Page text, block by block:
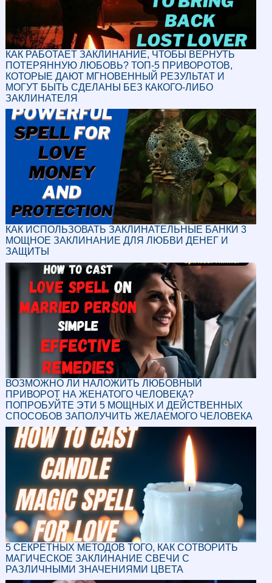
КАК РАБОТАЕТ ЗАКЛИНАНИЕ, ЧТОБЫ ВЕРНУТЬ
ПОТЕРЯННУЮ ЛЮБОВЬ? ТОП-5 ПРИВОРОТОВ,
КОТОРЫЕ ДАЮТ МГНОВЕННЫЙ РЕЗУЛЬТАТ И
МОГУТ БЫТЬ СДЕЛАНЫ БЕЗ КАКОГО-ЛИБО
ЗАКЛИНАТЕЛЯ
КАК ИСПОЛЬЗОВАТЬ ЗАКЛИНАТЕЛЬНЫЕ БАНКИ 3
МОЩНОЕ ЗАКЛИНАНИЕ ДЛЯ ЛЮБВИ ДЕНЕГ И
ЗАЩИТЫ
ВОЗМОЖНО ЛИ НАЛОЖИТЬ ЛЮБОВНЫЙ
ПРИВОРОТ НА ЖЕНАТОГО ЧЕЛОВЕКА?
ПОПРОБУЙТЕ ЭТИ 5 МОЩНЫХ И ДЕЙСТВЕННЫХ
СПОСОБОВ ЗАПОЛУЧИТЬ ЖЕЛАЕМОГО ЧЕЛОВЕКА
5 СЕКРЕТНЫХ МЕТОДОВ ТОГО, КАК СОТВОРИТЬ
МАГИЧЕСКОЕ ЗАКЛИНАНИЕ СВЕЧИ С
РАЗЛИЧНЫМИ ЗНАЧЕНИЯМИ ЦВЕТА